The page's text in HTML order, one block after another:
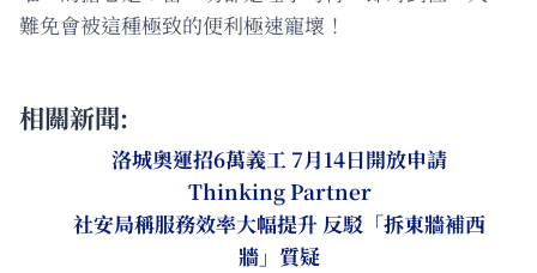
難免會被這種極致的便利極速寵壞！
相關新聞:
洛城奧運招6萬義工 7月14日開放申請
Thinking Partner
社安局稱服務效率大幅提升 反駁「拆東牆補西
牆」質疑